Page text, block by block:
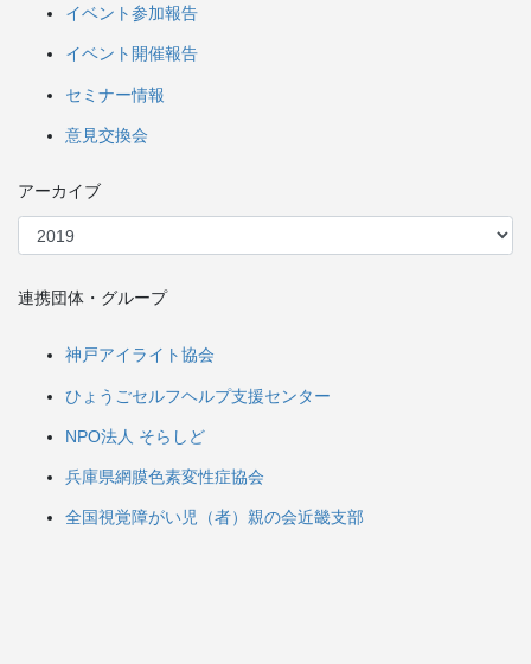
イベント参加報告
イベント開催報告
セミナー情報
意見交換会
アーカイブ
連携団体・グループ
神戸アイライト協会
ひょうごセルフヘルプ支援センター
NPO法人 そらしど
兵庫県網膜色素変性症協会
全国視覚障がい児（者）親の会近畿支部